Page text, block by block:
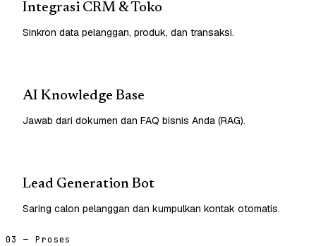
Integrasi CRM & Toko
Sinkron data pelanggan, produk, dan transaksi.
AI Knowledge Base
Jawab dari dokumen dan FAQ bisnis Anda (RAG).
Lead Generation Bot
Saring calon pelanggan dan kumpulkan kontak otomatis.
03 — Proses